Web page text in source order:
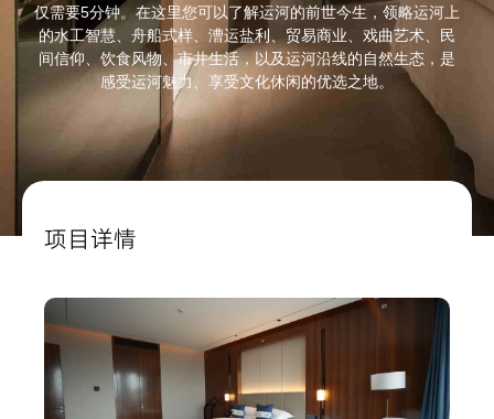
仅需要5分钟。在这里您可以了解运河的前世今生，领略运河上
的水工智慧、舟船式样、漕运盐利、贸易商业、戏曲艺术、民
间信仰、饮食风物、市井生活，以及运河沿线的自然生态，是
感受运河魅力、享受文化休闲的优选之地。
项目详情